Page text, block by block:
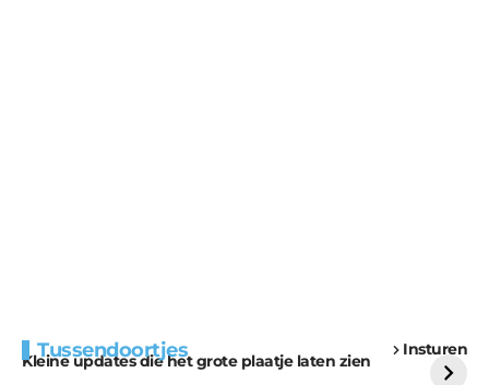
Tussendoortjes Insturen
Kleine updates die het grote plaatje laten zien
voor kabouters
uitdaging